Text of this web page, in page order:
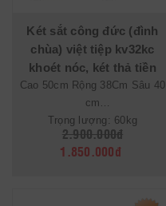
Két sắt công đức (đình
chùa) việt tiệp kv32kc
khoét nóc, két thả tiền
Cao 50cm Rộng 38Cm Sâu 40
cm
Trọng lượng: 60kg
2.900.000đ
1.850.000đ